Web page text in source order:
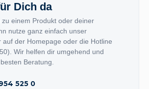
Dich da
zu einem Produkt oder deiner
nutze ganz einfach unser
auf der Homepage oder die Hotline
Wir helfen dir umgehend und
Beratung.
525 0